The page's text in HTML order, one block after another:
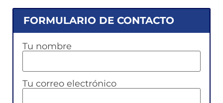
FORMULARIO DE CONTACTO
Tu nombre
Tu correo electrónico